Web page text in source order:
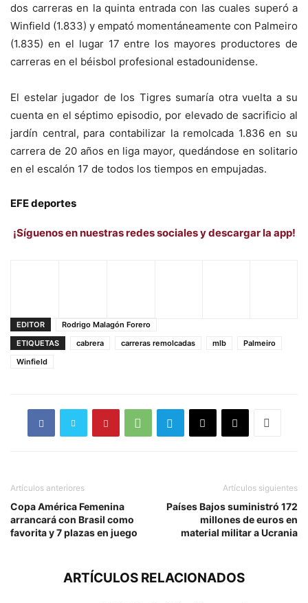
dos carreras en la quinta entrada con las cuales superó a
Winfield (1.833) y empató momentáneamente con Palmeiro
(1.835) en el lugar 17 entre los mayores productores de
carreras en el béisbol profesional estadounidense.
El estelar jugador de los Tigres sumaría otra vuelta a su
cuenta en el séptimo episodio, por elevado de sacrificio al
jardín central, para contabilizar la remolcada 1.836 en su
carrera de 20 años en liga mayor, quedándose en solitario
en el escalón 17 de todos los tiempos en empujadas.
EFE deportes
¡Síguenos en nuestras redes sociales y descargar la app!
EDITOR
Rodrigo Malagón Forero
ETIQUETAS
cabrera carreras remolcadas mlb
Palmeiro
Winfield
Artículos anteriores
Copa América Femenina
arrancará con Brasil como
favorita y 7 plazas en juego
Artículos siguientes
Países Bajos suministró 172
millones de euros en
material militar a Ucrania
ARTÍCULOS RELACIONADOS